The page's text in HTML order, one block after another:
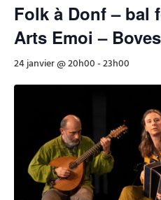
Folk à Donf – bal
Arts Emoi –
24 janvier @ 20h00-23h00